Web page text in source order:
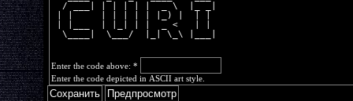
  / ___| | | | | |  _ \  |_ _|
| |     | | | | | |_) |  | |
| |___  | |_| | |  _ <   | |
  \____|  \___/  |_| \_\ |___|
Enter the code above: *
Enter the code depicted in ASCII art style.